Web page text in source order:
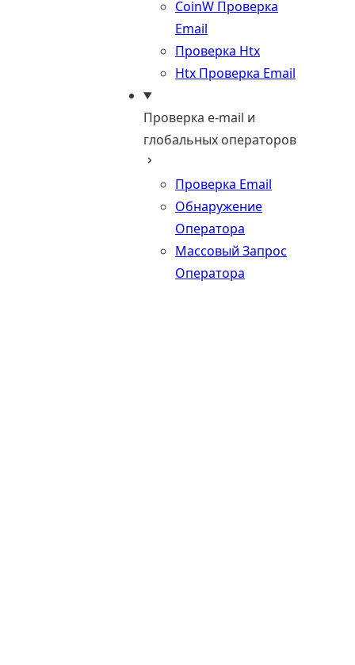
CoinW Проверка
Email
Проверка Htx
Htx Проверка Email
Проверка e-mail и
глобальных операторов
Проверка Email
Обнаружение
Оператора
Массовый Запрос
Оператора